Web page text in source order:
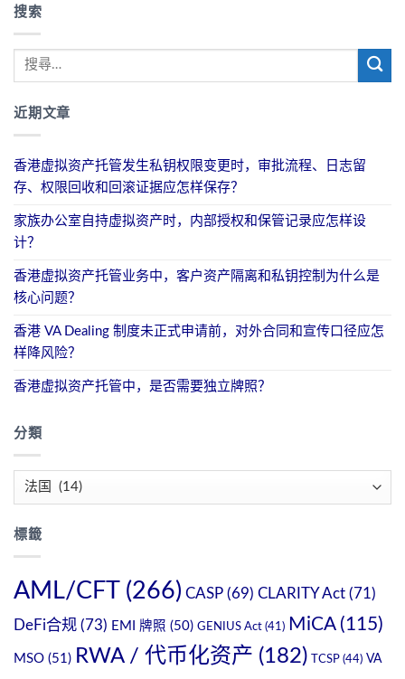
搜索
近期文章
香港虚拟资产托管发生私钥权限变更时，审批流程、日志留
存、权限回收和回滚证据应怎样保存？
家族办公室自持虚拟资产时，内部授权和保管记录应怎样设
计？
香港虚拟资产托管业务中，客户资产隔离和私钥控制为什么是
核心问题？
香港 VA Dealing 制度未正式申请前，对外合同和宣传口径应怎
样降风险？
香港虚拟资产托管中，是否需要独立牌照？
分類
標籤
AML/CFT (266) CASP (69) CLARITY Act (71)
DeFi合规 (73) EMI 牌照 (50) GENIUS Act (41) MiCA(115)
MSO (51) RWA / 代币化资产 (182) TCSP (44) VA